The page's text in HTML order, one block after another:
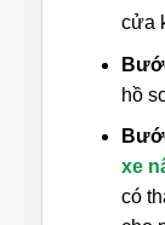
cửa
hồ
xe
có